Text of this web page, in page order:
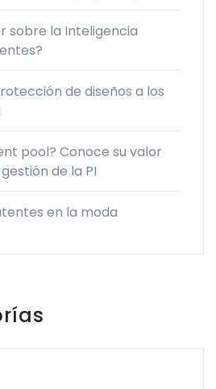
sobre la Inteligencia
de diseños a los
pool? Conoce su valor
de la PI
en la moda